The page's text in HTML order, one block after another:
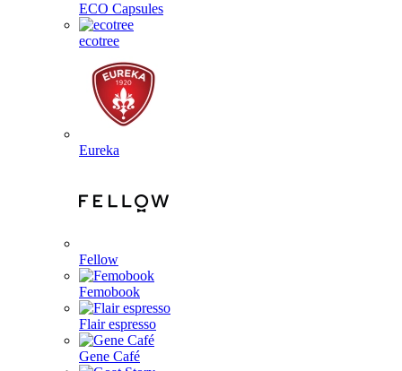
ECO Capsules
ecotree
Eureka
Fellow
Femobook
Flair espresso
Gene Café